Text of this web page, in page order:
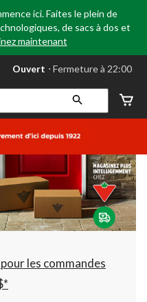
ici. Faites le plein de
de sacs à dos et
maintenant
votre
cliquer
Ouvert ⋅ Fermeture à 22:00
les commandes